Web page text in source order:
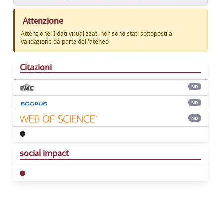
Attenzione
Attenzione! I dati visualizzati non sono stati sottoposti a
validazione da parte dell'ateneo
Citazioni
ND
ND
ND
social impact